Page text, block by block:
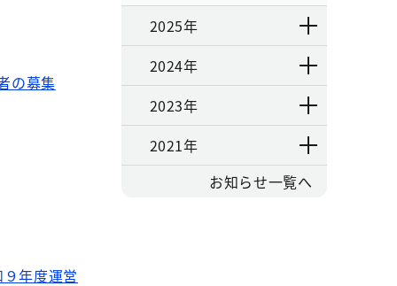
の募集
年度運営
2025年
2024年
2023年
2021年
お知らせ一覧へ